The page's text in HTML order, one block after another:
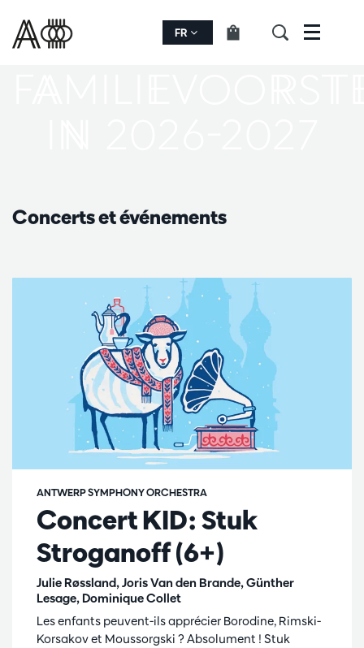
FR Menu
Concerts et événements
Concert KID: Stuk
Stroganoff (6+)
Julie Røssland, Joris Van den Brande, Günther
Lesage, Dominique Collet
ANTWERP SYMPHONY ORCHESTRA
Les enfants peuvent-ils apprécier Borodine, Rimski-
Korsakov et Moussorgski ? Absolument ! Stuk